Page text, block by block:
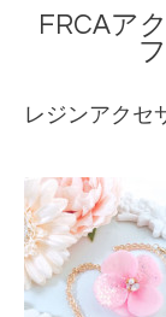
FRCAア
レジンアクセ